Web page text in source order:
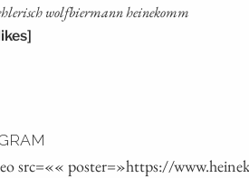
wolf­bier­mann heinekomm
src=«« poster=»https://